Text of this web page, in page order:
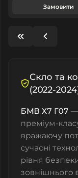
Замовити
Скло та
(2022-
БМВ Х7 Г07 —
преміум-
вражаючу
сучасні
рівня
зовнішнього